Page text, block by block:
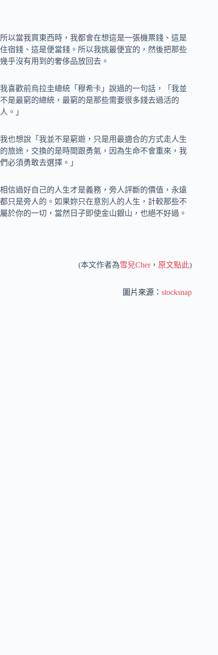
所以當我買東西時，我都會在想這是一張機票錢、這是
住宿錢、這是便當錢。所以我挑最便宜的，然後把那些
幾乎沒有用到的奢侈品放回去。
我喜歡前烏拉圭總統「穆希卡」說過的一句話，「我並
不是最窮的總統，最窮的是那些需要很多錢去過活的
人。」
我也想說「我並不是窮遊，只是用最適合的方式走人生
的旅途，交換的是時間跟勇氣，因為生命不會重來，我
們必須勇敢去選擇。」
相信過好自己的人生才是義務，旁人評斷的價值，永遠
都只是旁人的。如果妳只在意別人的人生，計較那些不
屬於你的一切，當然日子即使金山銀山，也絕不好過。
(本文作者為雪兒Cher， 原文點此)
圖片來源：stocksnap